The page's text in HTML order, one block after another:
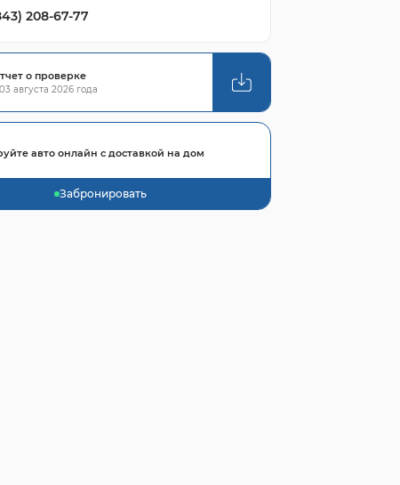
208-67-77
о проверке
августа 2026 года
авто онлайн с доставкой на дом
Забронировать